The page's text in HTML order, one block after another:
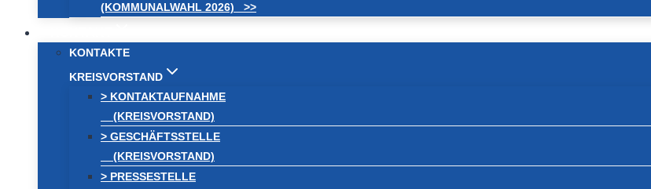
(KOMMUNALWAHL 2026) >>
KONTAKTE
KREISVORSTAND
> KONTAKTAUFNAHME
(KREISVORSTAND)
> GESCHÄFTSSTELLE
(KREISVORSTAND)
> PRESSESTELLE